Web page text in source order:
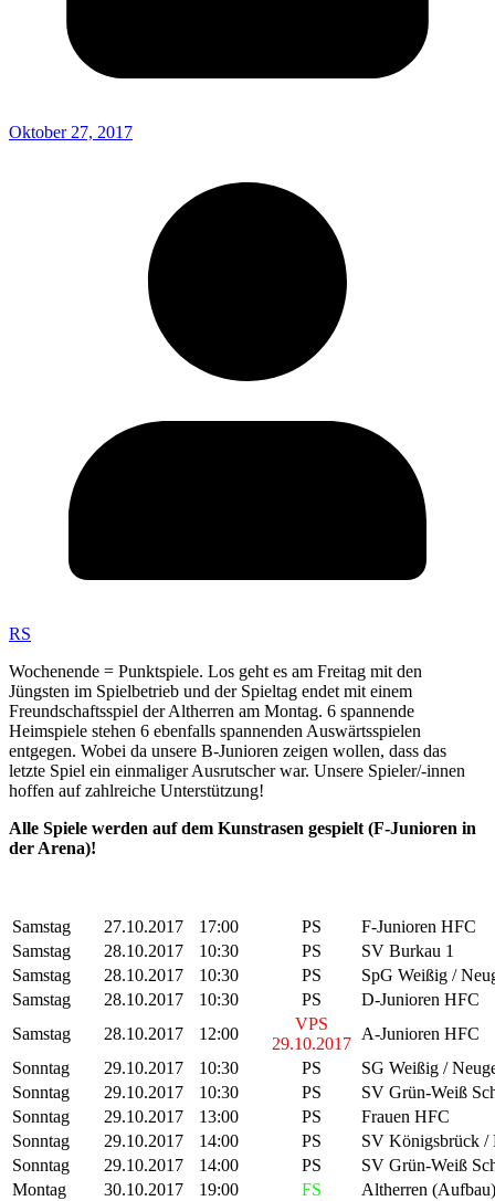
Oktober 27, 2017
RS
Wochenende = Punktspiele. Los geht es am Freitag mit den
Jüngsten im Spielbetrieb und der Spieltag endet mit einem
Freundschaftsspiel der Altherren am Montag. 6 spannende
Heimspiele stehen 6 ebenfalls spannenden Auswärtsspielen
entgegen. Wobei da unsere B-Junioren zeigen wollen, dass das
letzte Spiel ein einmaliger Ausrutscher war. Unsere Spieler/-innen
hoffen auf zahlreiche Unterstützung!
Alle Spiele werden auf dem Kunstrasen gespielt (F-Junioren in
der Arena)!
Samstag 27.10.2017 17:00 PS
F-Junioren HFC
Samstag
28.10.2017 10:30 PS
SV Burkau 1
Samstag
28.10.2017 10:30 PS
SpG Weißig /
Samstag
28.10.2017 10:30 PS
D-Junioren HFC
Samstag
28.10.2017 12:00
VPS
29.10.2017
A-Junioren HFC
Sonntag
29.10.2017 10:30 PS
SG Weißig /
Sonntag
29.10.2017 10:30 PS
SV Grün-Weiß
Sonntag
29.10.2017 13:00 PS
Frauen HFC
Sonntag
29.10.2017 14:00 PS
SV Königsbrück /
Sonntag
29.10.2017 14:00 PS
SV Grün-Weiß
Montag
30.10.2017 19:00 FS Altherren (Aufbau)